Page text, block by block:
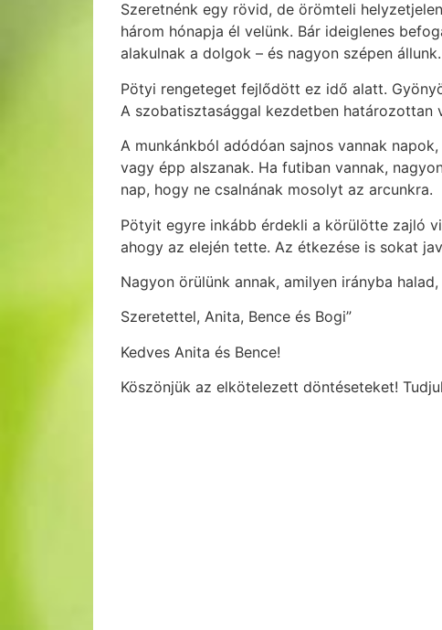
Szeretnénk egy rövid, de örömteli
három hónapja él velünk. Bár ideiglenes
alakulnak a dolgok – és nagyon szépen állunk.
Pötyi rengeteget fejlődött ez idő alatt.
A szobatisztasággal kezdetben határozottan
A munkánkból adódóan sajnos vannak
vagy épp alszanak. Ha futiban vannak,
nap, hogy ne csalnának mosolyt az arcunkra.
Pötyit egyre inkább érdekli a körülötte zajló
ahogy az elején tette. Az étkezése is sokat
Nagyon örülünk annak, amilyen irányba
Szeretettel, Anita, Bence és Bogi”
Kedves Anita és Bence!
Köszönjük az elkötelezett döntéseteket!